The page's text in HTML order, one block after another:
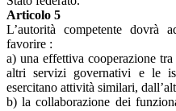
Articolo 5
L’autorità competente dovrà
favorire :
a) una effettiva cooperazione
altri servizi governativi e le
esercitano attività similari,
b) la collaborazione dei